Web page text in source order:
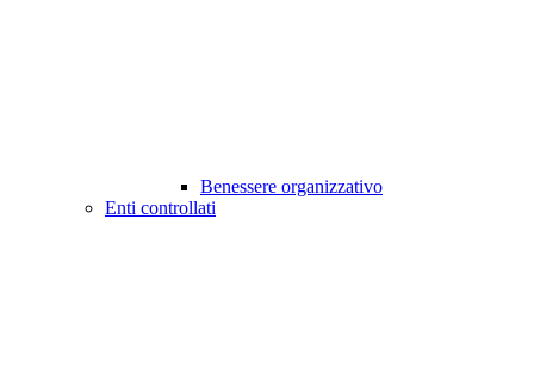
Benessere organizzativo
Enti controllati